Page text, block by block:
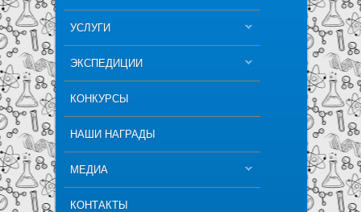
УСЛУГИ
ЭКСПЕДИЦИИ
КОНКУРСЫ
НАШИ НАГРАДЫ
МЕДИА
КОНТАКТЫ